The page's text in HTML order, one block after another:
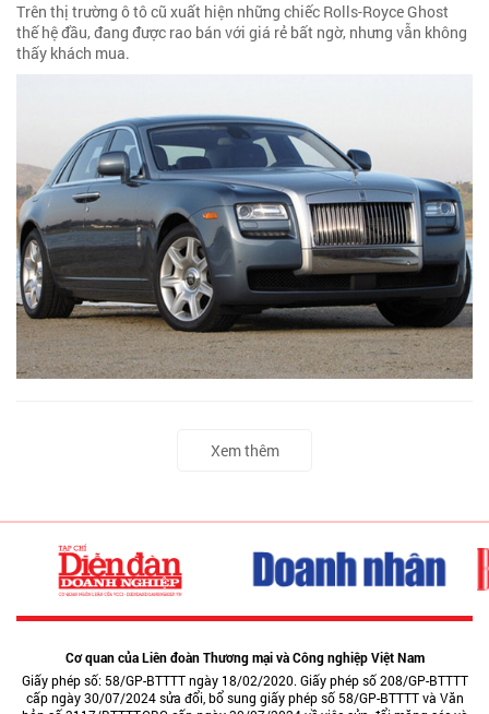
Trên thị trường ô tô cũ xuất hiện những chiếc Rolls-Royce Ghost
thế hệ đầu, đang được rao bán với giá rẻ bất ngờ, nhưng vẫn không
thấy khách mua.
Xem thêm
Cơ quan của Liên đoàn Thương mại và Công nghiệp Việt Nam
Giấy phép số: 58/GP-BTTTT ngày 18/02/2020. Giấy phép số 208/GP-BTTTT
cấp ngày 30/07/2024 sửa đổi, bổ sung giấy phép số 58/GP-BTTTT và Văn